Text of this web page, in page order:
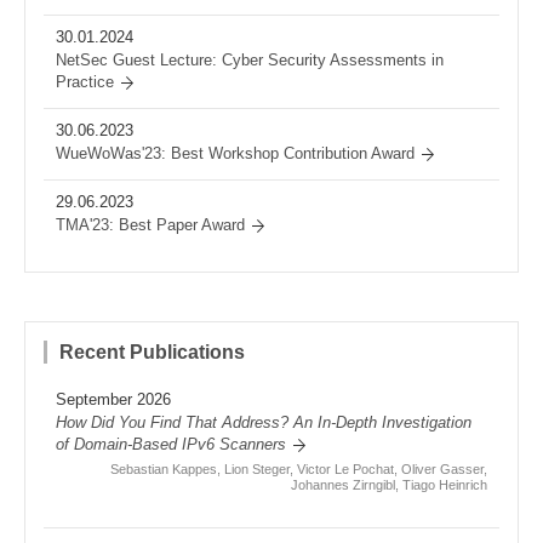
30.01.2024
NetSec Guest Lecture: Cyber Security Assessments in
Practice
30.06.2023
WueWoWas'23: Best Workshop Contribution Award
29.06.2023
TMA'23: Best Paper Award
Recent Publications
September 2026
How Did You Find That Address? An In-Depth Investigation
of Domain-Based IPv6 Scanners
Sebastian Kappes, Lion Steger, Victor Le Pochat, Oliver Gasser,
Johannes Zirngibl, Tiago Heinrich